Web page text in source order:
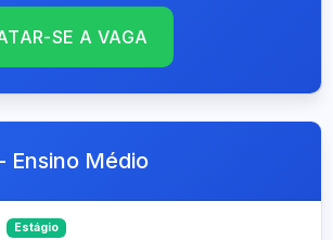
SE A VAGA
Ensino Médio
Estágio